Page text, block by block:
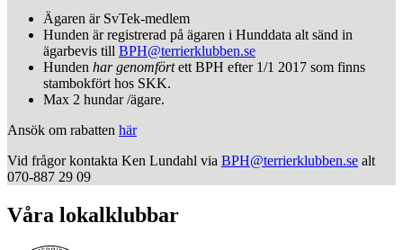
Ägaren är SvTek-medlem
Hunden är registrerad på ägaren i Hunddata alt sänd in
ägarbevis till BPH@terrierklubben.se
Hunden har genomförtett BPH efter 1/1 2017 som finns
stambokfört hos SKK.
Max 2 hundar /ägare.
Ansök om rabatten här
Vid frågor kontakta Ken Lundahl via BPH@terrierklubben.se alt
070-887 29 09
Våra lokalklubbar